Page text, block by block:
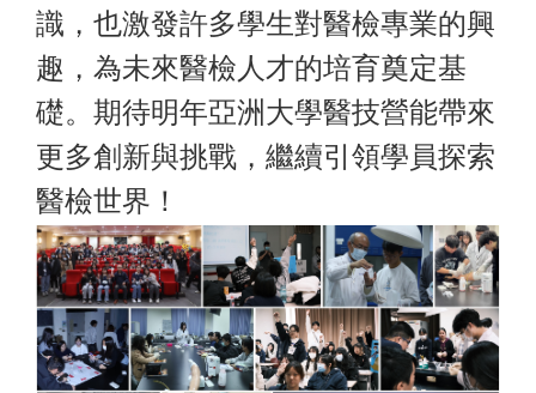
識，也激發許多學生對醫檢專業的興
趣，為未來醫檢人才的培育奠定基
礎。期待明年亞洲大學醫技營能帶來
更多創新與挑戰，繼續引領學員探索
醫檢世界！